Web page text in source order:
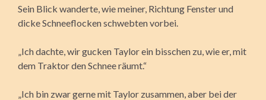
Sein Blick wanderte, wie meiner, Richtung Fenster und
dicke Schneeflocken schwebten vorbei.
„Ich dachte, wir gucken Taylor ein bisschen zu, wie er, mit
dem Traktor den Schnee räumt.“
„Ich bin zwar gerne mit Taylor zusammen, aber bei der